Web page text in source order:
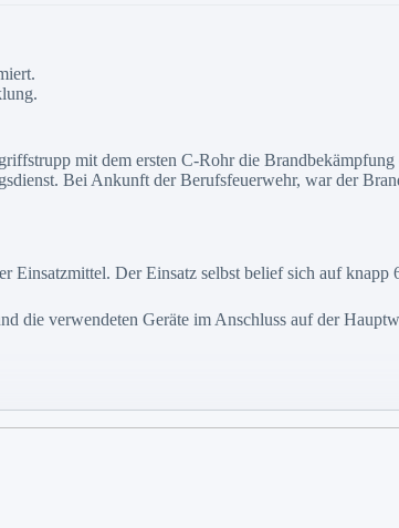
mit dem ersten C-Rohr die Brandbekämpfung
Bei Ankunft der Berufsfeuerwehr, war der
Einsatzmittel. Der Einsatz selbst belief sich auf knapp
die verwendeten Geräte im Anschluss auf der